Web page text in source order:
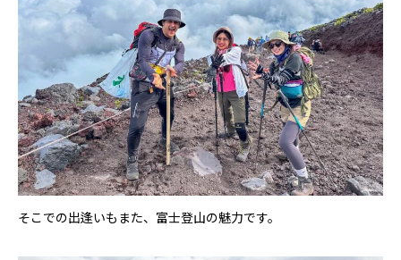
そこでの出逢いもまた、富士登山の魅力です。